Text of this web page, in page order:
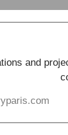
and
.com